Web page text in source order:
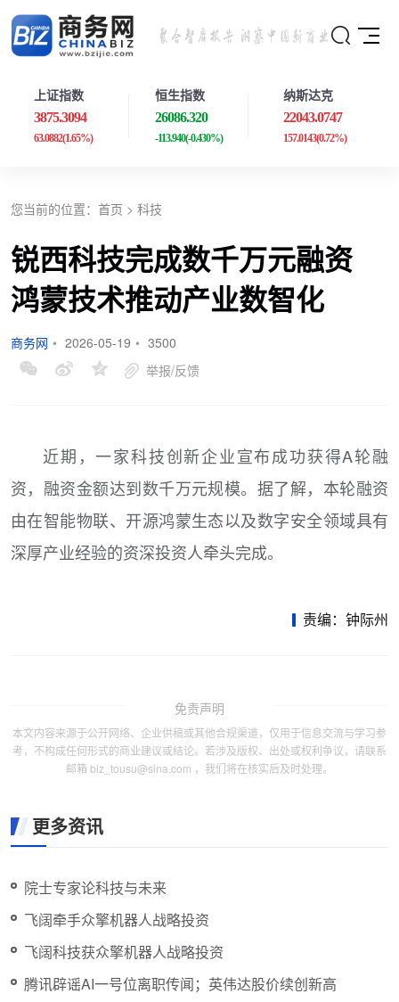
上证指数
3875.3094
63.0882(1.65%)
恒生指数
26086.320
-113.940(-0.430%)
纳斯达克
22043.0747
157.0143(0.72%)
您当前的位置： 首页 > 科技
锐西科技完成数千万元融资
鸿蒙技术推动产业数智化
商务网 • 2026-05-19 • 3500
举报/反馈
近期，一家科技创新企业宣布成功获得A轮融
资，融资金额达到数千万元规模。据了解，本轮融资
由在智能物联、开源鸿蒙生态以及数字安全领域具有
深厚产业经验的资深投资人牵头完成。
责编：钟际州
免责声明
本文内容来源于公开网络、企业供稿或其他合规渠道，仅用于信息交流与学习参
考，不构成任何形式的商业建议或结论。若涉及版权、出处或权利争议，请联系
邮箱 biz_tousu@sina.com ，我们将在核实后及时处理。
更多资讯
院士专家论科技与未来
飞阔牵手众擎机器人战略投资
飞阔科技获众擎机器人战略投资
腾讯辟谣AI一号位离职传闻；英伟达股价续创新高